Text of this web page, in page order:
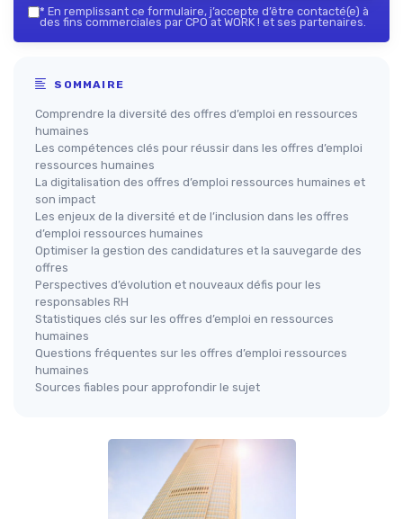
* En remplissant ce formulaire, j’accepte d’être contacté(e) à
des fins commerciales par CPO at WORK ! et ses partenaires.
SOMMAIRE
Comprendre la diversité des offres d’emploi en ressources
humaines
Les compétences clés pour réussir dans les offres d’emploi
ressources humaines
La digitalisation des offres d’emploi ressources humaines et
son impact
Les enjeux de la diversité et de l’inclusion dans les offres
d’emploi ressources humaines
Optimiser la gestion des candidatures et la sauvegarde des
offres
Perspectives d’évolution et nouveaux défis pour les
responsables RH
Statistiques clés sur les offres d’emploi en ressources
humaines
Questions fréquentes sur les offres d’emploi ressources
humaines
Sources fiables pour approfondir le sujet